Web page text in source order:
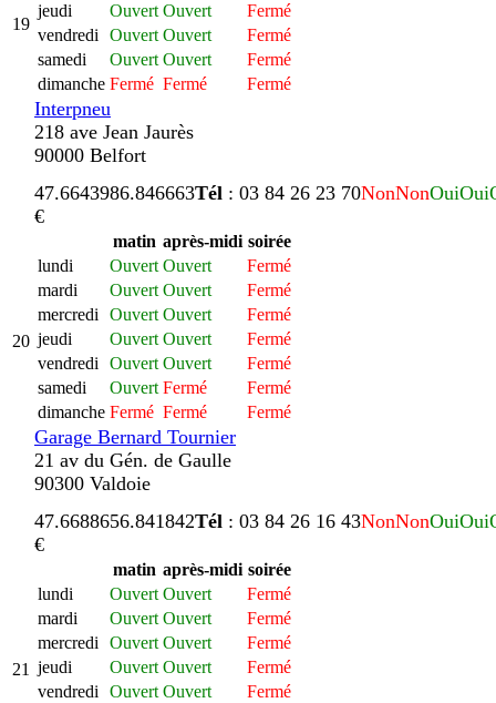
19
jeudi
Ouvert Ouvert
Fermé
vendredi
Ouvert Ouvert
Fermé
samedi
Ouvert Ouvert
Fermé
dimanche Fermé Fermé Fermé
Interpneu
218 ave Jean Jaurès
90000 Belfort
20
47.6643986.846663Tél : 03 84 26 23 70NonNonOuiOui
€
matin après-midi soirée
lundi
Ouvert Ouvert
Fermé
mardi
Ouvert Ouvert
Fermé
mercredi
Ouvert Ouvert
Fermé
jeudi
Ouvert Ouvert
Fermé
vendredi
Ouvert Ouvert
Fermé
samedi
Ouvert Fermé
Fermé
dimanche Fermé Fermé Fermé
Garage Bernard Tournier
21 av du Gén. de Gaulle
90300 Valdoie
21
47.6688656.841842Tél : 03 84 26 16 43NonNonOuiOui
€
matin après-midi soirée
lundi
Ouvert Ouvert
Fermé
mardi
Ouvert Ouvert
Fermé
mercredi
Ouvert Ouvert
Fermé
jeudi
Ouvert Ouvert
Fermé
vendredi
Ouvert Ouvert
Fermé